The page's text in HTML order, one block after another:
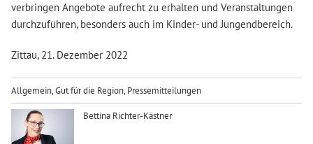
verbringen Angebote aufrecht zu erhalten und Veranstaltungen
durchzuführen, besonders auch im Kinder- und Jungendbereich.
Zittau, 21. Dezember 2022
Allgemein,Gut für die Region, Pressemitteilungen
Bettina Richter-Kästner